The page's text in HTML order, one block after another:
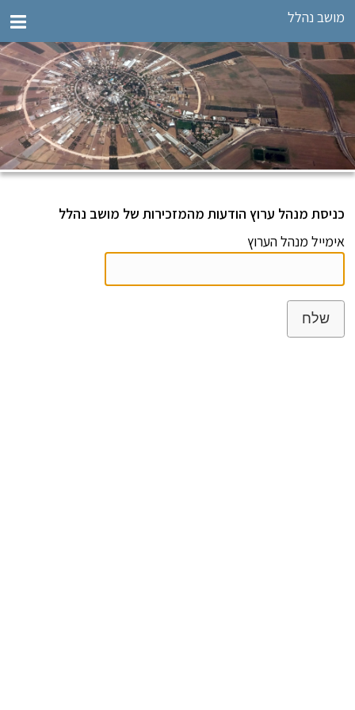
מושב נהלל
כניסת מנהל ערוץ הודעות מהמזכירות של מושב נהלל
אימייל מנהל הערוץ
שלח